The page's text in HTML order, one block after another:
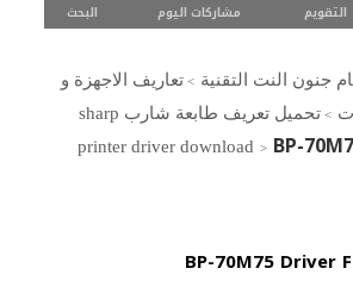
التقويم مشاركات اليوم البحث
جنون النت التقنية > تعاريف الاجهزة و
>
تحميل تعريف طابعة شارب sharp
printer driver download > BP-
BP-70M75 Driver